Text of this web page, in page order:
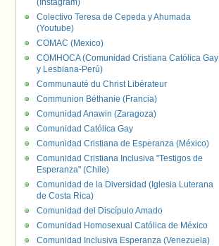
(Instagram)
Colectivo Teresa de Cepeda y Ahumada
(Youtube)
COMAC (Mexico)
COMHOCA (Comunidad Cristiana Católica Gay
y Lesbiana-Perú)
Communauté du Christ Libérateur
Communion Béthanie (Francia)
Comunidad Anawin (Zaragoza)
Comunidad Católica Gay
Comunidad Cristiana de Esperanza (México)
Comunidad Cristiana Inclusiva "Testigos de
Esperanza" (Chile)
Comunidad de la Diversidad (Iglesia Luterana
de Costa Rica)
Comunidad del Discípulo Amado
Comunidad Homosexual Católica de México
Comunidad Inclusiva Esperanza (Venezuela)